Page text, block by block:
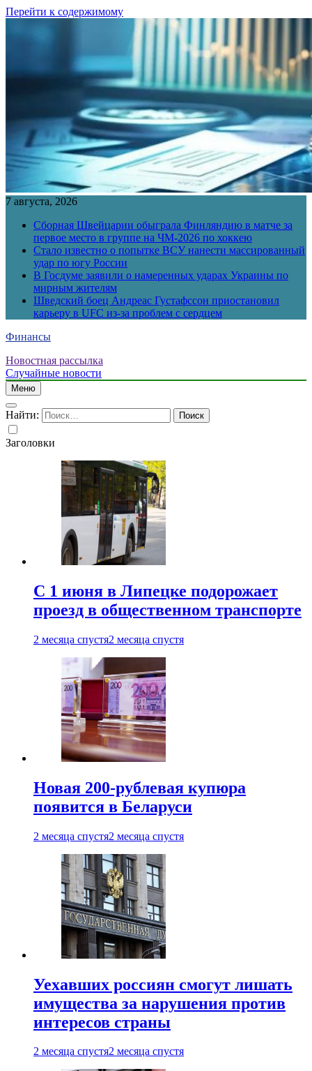
Перейти к содержимому
7 августа, 2026
Сборная Швейцарии обыграла Финляндию в матче за
первое место в группе на ЧМ-2026 по хоккею
Стало известно о попытке ВСУ нанести массированный
удар по югу России
В Госдуме заявили о намеренных ударах Украины по
мирным жителям
Шведский боец Андреас Густафссон приостановил
карьеру в UFC из-за проблем с сердцем
Финансы
Новостная рассылка
Случайные новости
Меню
Найти:
Заголовки
С 1 июня в Липецке подорожает
проезд в общественном транспорте
2 месяца спустя2 месяца спустя
Новая 200-рублевая купюра
появится в Беларуси
2 месяца спустя2 месяца спустя
Уехавших россиян смогут лишать
имущества за нарушения против
интересов страны
2 месяца спустя2 месяца спустя